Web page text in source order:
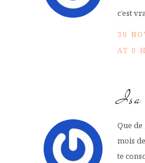
c’est
30
AT 0
Isa
Que
mois
te